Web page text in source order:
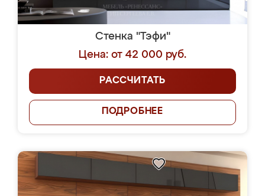
Стенка "Тэфи"
Цена: от 42 000 руб.
РАССЧИТАТЬ
ПОДРОБНЕЕ